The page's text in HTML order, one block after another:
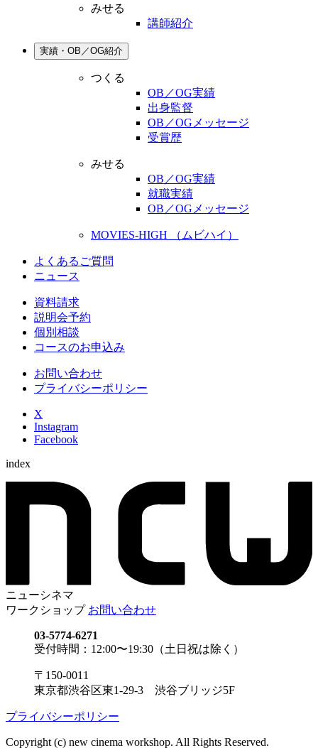
みせる
講師紹介
実績・OB／OG紹介
つくる
OB／OG実績
出身監督
OB／OGメッセージ
受賞歴
みせる
OB／OG実績
就職実績
OB／OGメッセージ
MOVIES-HIGH （ムビハイ）
よくあるご質問
ニュース
資料請求
説明会予約
個別相談
コースのお申込み
お問い合わせ
プライバシーポリシー
X
Instagram
Facebook
index
ニューシネマ
ワークショップ お問い合わせ
03-5774-6271
受付時間：12:00〜19:30（土日祝は除く）
〒150-0011
東京都渋谷区東1-29-3 渋谷ブリッジ5F
プライバシーポリシー
Copyright (c) new cinema workshop. All Rights Reserved.